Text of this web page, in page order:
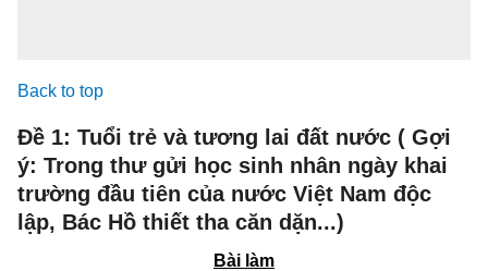
Back to top
Đề 1: Tuổi trẻ và tương lai đất nước ( Gợi
ý: Trong thư gửi học sinh nhân ngày khai
trường đầu tiên của nước Việt Nam độc
lập, Bác Hồ thiết tha căn dặn...)
Bài làm